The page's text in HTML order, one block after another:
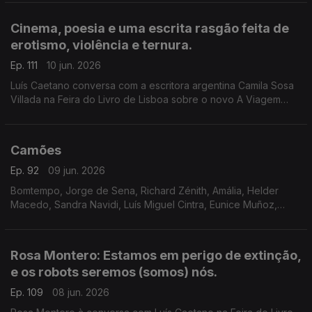
Cinema, poesia e uma escrita rasgão feita de
erotismo, violência e ternura.
Ep. 111
10 jun. 2026
Luís Caetano conversa com a escritora argentina Camila Sosa
Villada na Feira do Livro de Lisboa sobre o novo A Viagem
Camões
Ep. 92
09 jun. 2026
Bomtempo, Jorge de Sena, Richard Zénith, Amália, Helder
Macedo, Sandra Navidi, Luís Miguel Cintra, Eunice Muñoz,
Rosa Montero: Estamos em perigo de extinção,
e os robots seremos (somos) nós.
Ep. 109
08 jun. 2026